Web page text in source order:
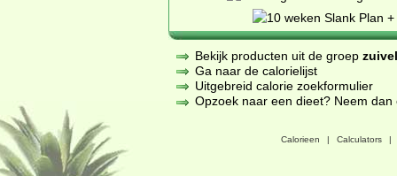
Bekijk producten uit de groep
Ga naar de calorielijst
Uitgebreid calorie zoekformulier
Opzoek naar een dieet? Neem
Calorieen | Calculators |